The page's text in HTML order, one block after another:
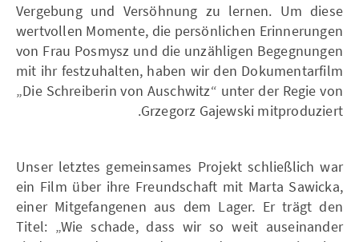
Vergebung und Versöhnung zu lernen. Um diese
wertvollen Momente, die persönlichen Erinnerungen
von Frau Posmysz und die unzähligen Begegnungen
mit ihr festzuhalten, haben wir den Dokumentarfilm
„Die Schreiberin von Auschwitz“ unter der Regie von
Grzegorz Gajewski mitproduziert.
Unser letztes gemeinsames Projekt schließlich war
ein Film über ihre Freundschaft mit Marta Sawicka,
einer Mitgefangenen aus dem Lager. Er trägt den
Titel: „Wie schade, dass wir so weit auseinander